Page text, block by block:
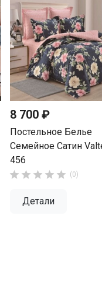
8 700 ₽
Постельное Белье
Семейное Сатин
456
     (0)
Детали